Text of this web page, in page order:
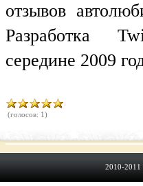
отзывов
Разработка
середине 2009
(голосов: 1)
2010-2011